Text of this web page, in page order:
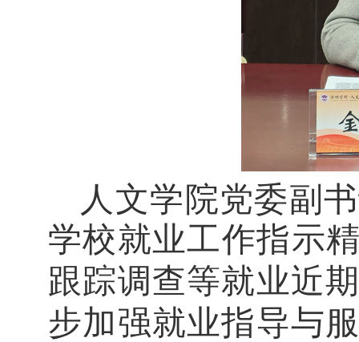
人文学院党委副
学校就业工作指示
跟踪调查等就业近
步加强就业指导与